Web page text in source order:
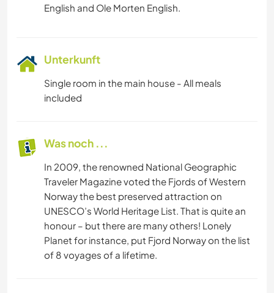
Unterkunft
Single room in the main house - All meals
included
Was noch ...
In 2009, the renowned National Geographic
Traveler Magazine voted the Fjords of Western
Norway the best preserved attraction on
UNESCO’s World Heritage List. That is quite an
honour – but there are many others! Lonely
Planet for instance, put Fjord Norway on the list
of 8 voyages of a lifetime.